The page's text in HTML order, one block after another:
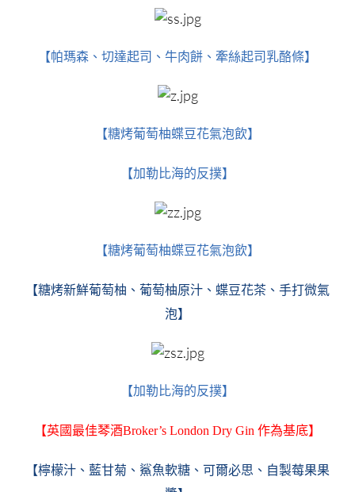
【帕瑪森、切達起司、牛肉餅、牽絲起司乳酪條】
【糖烤葡萄柚蝶豆花氣泡飲】
【加勒比海的反撲】
【糖烤葡萄柚蝶豆花氣泡飲】
【糖烤新鮮葡萄柚、葡萄柚原汁、蝶豆花茶、手打微氣
泡】
【加勒比海的反撲】
【英國最佳琴酒Broker’s London Dry Gin 作為基底】
【檸檬汁、藍甘菊、鯊魚軟糖、可爾必思、自製莓果果